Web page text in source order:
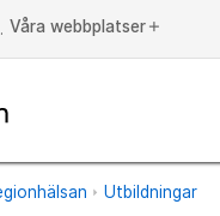
Våra webbplatser add
Utbildningar